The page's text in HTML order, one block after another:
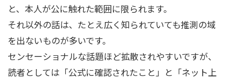
と、本人が公に触れた範囲に限られます。
それ以外の話は、たとえ広く知られていても推測の域
を出ないものが多いです。
センセーショナルな話題ほど拡散されやすいですが、
読者としては「公式に確認されたこと」と「ネット上